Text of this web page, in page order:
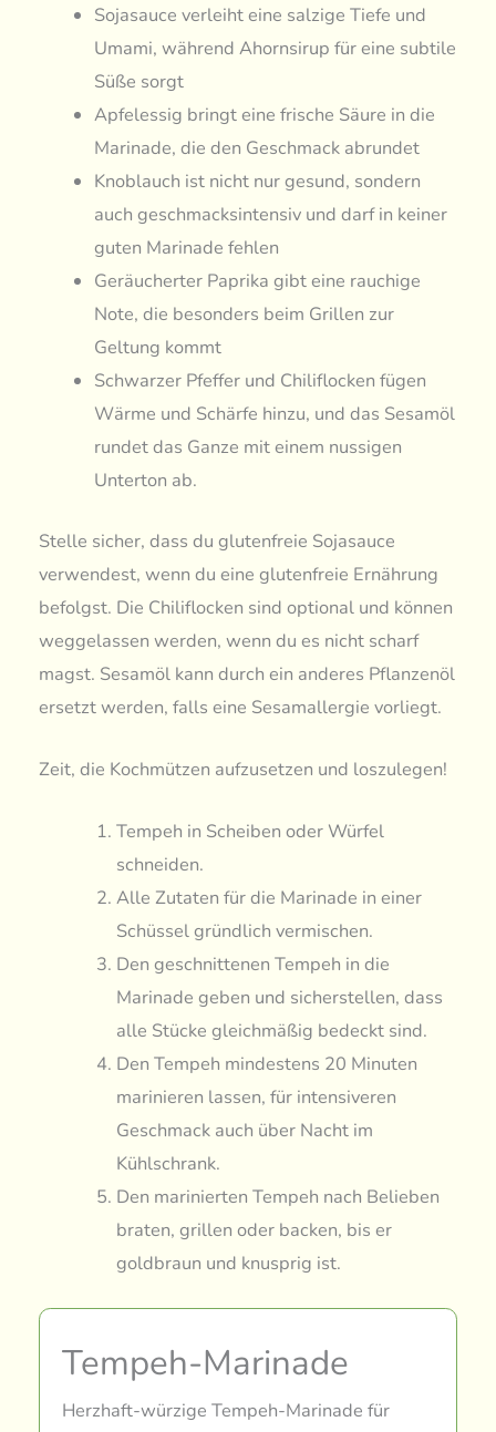
Sojasauce verleiht eine salzige Tiefe und
Umami, während Ahornsirup für eine subtile
Süße sorgt
Apfelessig bringt eine frische Säure in die
Marinade, die den Geschmack abrundet
Knoblauch ist nicht nur gesund, sondern
auch geschmacksintensiv und darf in keiner
guten Marinade fehlen
Geräucherter Paprika gibt eine rauchige
Note, die besonders beim Grillen zur
Geltung kommt
Schwarzer Pfeffer und Chiliflocken fügen
Wärme und Schärfe hinzu, und das Sesamöl
rundet das Ganze mit einem nussigen
Unterton ab.
Stelle sicher, dass du glutenfreie Sojasauce
verwendest, wenn du eine glutenfreie Ernährung
befolgst. Die Chiliflocken sind optional und können
weggelassen werden, wenn du es nicht scharf
magst. Sesamöl kann durch ein anderes Pflanzenöl
ersetzt werden, falls eine Sesamallergie vorliegt.
Zeit, die Kochmützen aufzusetzen und loszulegen!
Tempeh in Scheiben oder Würfel
schneiden.
Alle Zutaten für die Marinade in einer
Schüssel gründlich vermischen.
Den geschnittenen Tempeh in die
Marinade geben und sicherstellen, dass
alle Stücke gleichmäßig bedeckt sind.
Den Tempeh mindestens 20 Minuten
marinieren lassen, für intensiveren
Geschmack auch über Nacht im
Kühlschrank.
Den marinierten Tempeh nach Belieben
braten, grillen oder backen, bis er
goldbraun und knusprig ist.
Tempeh-Marinade
Herzhaft-würzige Tempeh-Marinade für